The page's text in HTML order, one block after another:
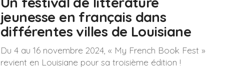
jeunesse en français dans
différentes villes de Louisiane
Du 4 au 16 novembre 2024, « My French Book Fest »
revient en Louisiane pour sa troisième édition !